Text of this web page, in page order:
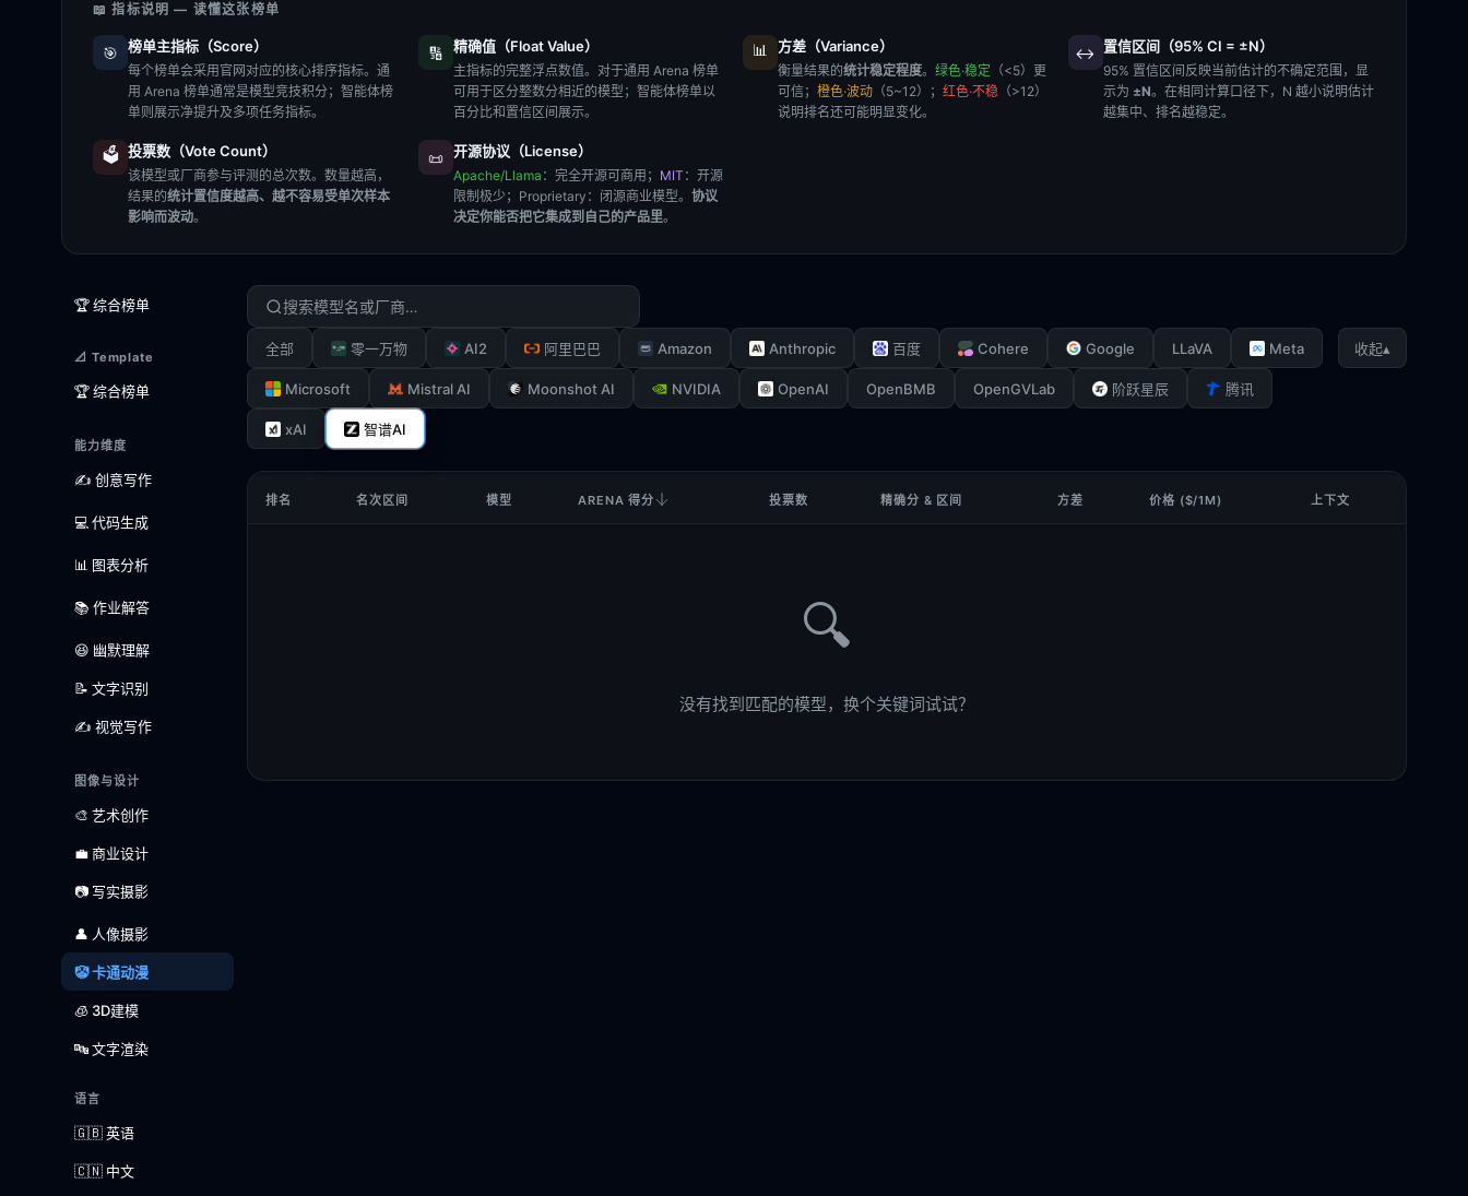
📖 指标说明 — 读懂这张榜单
🎯 榜单主指标（Score）
每个榜单会采用官网对应的核心排序指标。通
用 Arena 榜单通常是模型竞技积分；智能体榜
单则展示净提升及多项任务指标。
🔢 精确值（Float Value）
主指标的完整浮点数值。对于通用 Arena 榜单
可用于区分整数分相近的模型；智能体榜单以
百分比和置信区间展示。
📊 方差（Variance）
衡量结果的统计稳定程度。 绿色·稳定 （<5）更
可信； 橙色·波动 （5~12）； 红色·不稳 （>12）
说明排名还可能明显变化。
↔️ 置信区间（95% CI = ±N）
95% 置信区间反映当前估计的不确定范围，显
示为 ±N。在相同计算口径下，N 越小说明估计
越集中、排名越稳定。
🗳️ 投票数（Vote Count）
该模型或厂商参与评测的总次数。数量越高，
结果的统计置信度越高、越不容易受单次样本
影响而波动。
📜 开源协议（License）
Apache/Llama ：完全开源可商用； MIT ：开源
限制极少； Proprietary ：闭源商业模型。 协议
决定你能否把它集成到自己的产品里。
🏆 综合榜单
📐 Template
🏆 综合榜单
能力维度
✍️ 创意写作
💻 代码生成
📊 图表分析
📚 作业解答
😆 幽默理解
📝 文字识别
✍️ 视觉写作
图像与设计
🎨 艺术创作
💼 商业设计
📷 写实摄影
👤 人像摄影
🤡 卡通动漫
🧊 3D建模
🔤 文字渲染
语言
🇬🇧 英语
🇨🇳 中文
全部 零一万物 AI2 阿里巴巴 Amazon Anthropic 百度 Cohere Google LLaVA Meta
Microsoft Mistral AI Moonshot AI NVIDIA OpenAI OpenBMB OpenGVLab 阶跃星辰 腾讯
xAI 智谱AI
收起▴
排名 名次区间 模型 ARENA 得分 投票数 精确分 & 区间 方差 价格 ($/1M) 上下文
🔍
没有找到匹配的模型，换个关键词试试？